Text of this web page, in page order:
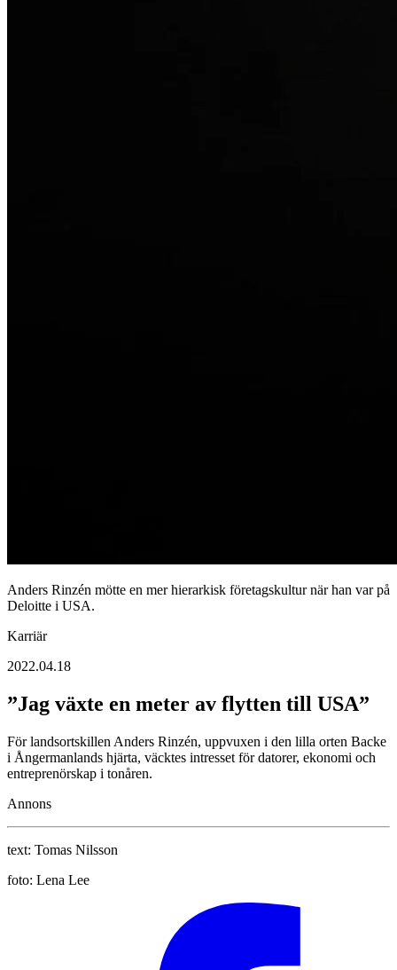
Anders Rinzén mötte en mer hierarkisk företagskultur när han var på
Deloitte i USA.
Karriär
2022.04.18
”Jag växte en meter av flytten till USA”
För landsortskillen Anders Rinzén, uppvuxen i den lilla orten Backe
i Ångermanlands hjärta, väcktes ­intresset för datorer, ekonomi och
entreprenörskap i tonåren.
Annons
text: Tomas Nilsson
foto: Lena Lee